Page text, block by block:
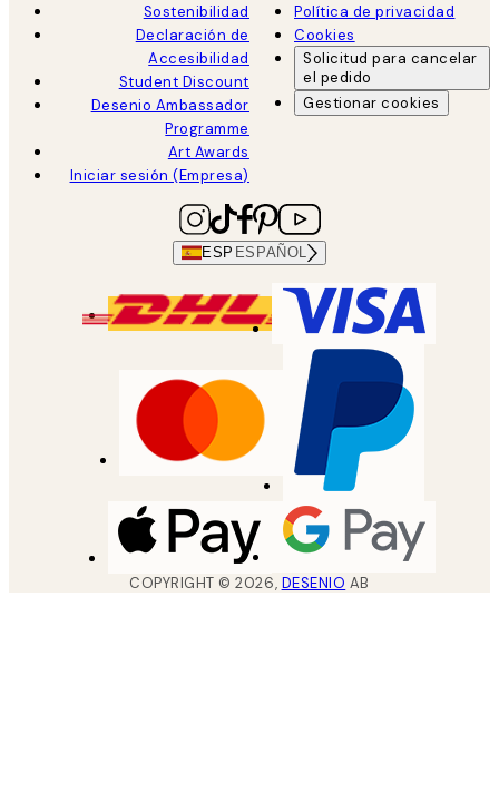
Sostenibilidad
Declaración de
Accesibilidad
Student Discount
Desenio Ambassador
Programme
Art Awards
Iniciar sesión (Empresa)
Política de privacidad
Cookies
Solicitud para cancelar
el pedido
Gestionar cookies
ESP ESPAÑOL
COPYRIGHT ©2026, DESENIO AB